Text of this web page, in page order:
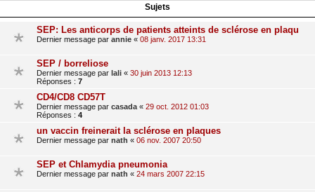
Sujets
SEP: Les anticorps de patients atteints de sclérose en plaqu
Dernier message par annie « 08 janv. 2017 13:31
SEP / borreliose
Dernier message par lali « 30 juin 2013 12:13
Réponses : 7
CD4/CD8 CD57T
Dernier message par casada « 29 oct. 2012 01:03
Réponses : 4
un vaccin freinerait la sclérose en plaques
Dernier message par nath « 06 nov. 2007 20:50
SEP et Chlamydia pneumonia
Dernier message par nath « 24 mars 2007 22:15